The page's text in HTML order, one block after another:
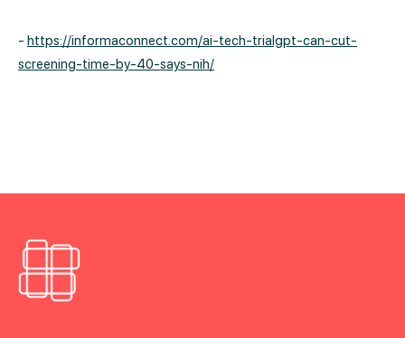
- https://informaconnect.com/ai-tech-trialgpt-can-cut-
screening-time-by-40-says-nih/